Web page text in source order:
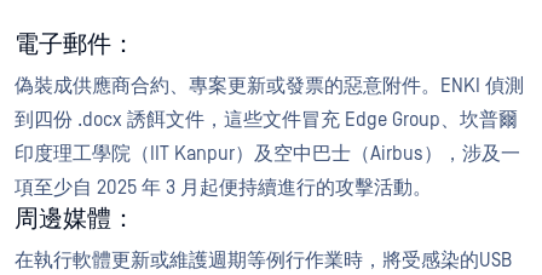
電子郵件：
偽裝成供應商合約、專案更新或發票的惡意附件。ENKI 偵測
到四份 .docx 誘餌文件，這些文件冒充 Edge Group、坎普爾
印度理工學院（IIT Kanpur）及空中巴士（Airbus），涉及一
項至少自 2025 年 3 月起便持續進行的攻擊活動。
周邊媒體：
在執行軟體更新或維護週期等例行作業時，將受感染的USB